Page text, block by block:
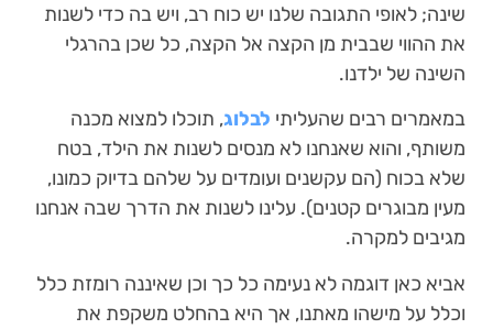
שינה; לאופי התגובה שלנו יש כוח רב, ויש בה כדי לשנות
את ההווי שבבית מן הקצה אל הקצה, כל שכן בהרגלי
השינה של ילדנו.
במאמרים רבים שהעליתי לבלוג, תוכלו למצוא מכנה
משותף, והוא שאנחנו לא מנסים לשנות את הילד, בטח
שלא בכוח (הם עקשנים ועומדים על שלהם בדיוק כמונו,
מעין מבוגרים קטנים). עלינו לשנות את הדרך שבה אנחנו
מגיבים למקרה.
אביא כאן דוגמה לא נעימה כל כך וכן שאיננה רומזת כלל
וכלל על מישהו מאתנו, אך היא בהחלט משקפת את